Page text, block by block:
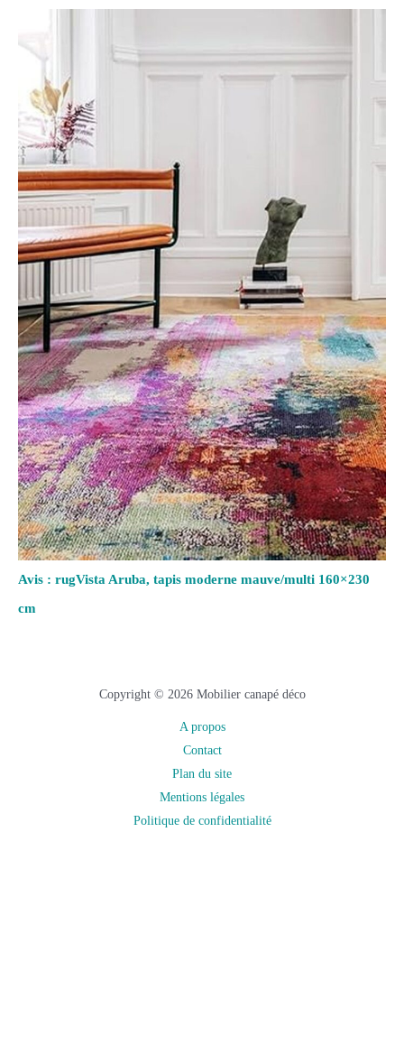
Avis : rugVista Aruba, tapis moderne mauve/multi 160×230
cm
Copyright © 2026 Mobilier canapé déco
A propos
Contact
Plan du site
Mentions légales
Politique de confidentialité